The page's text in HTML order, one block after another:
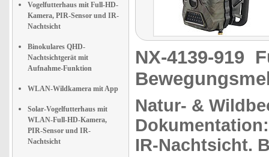
Vogelfutterhaus mit Full-HD-
Kamera, PIR-Sensor und IR-
Nachtsicht
Binokulares QHD-
Nachtsichtgerät mit
Aufnahme-Funktion
WLAN-Wildkamera mit App
Solar-Vogelfutterhaus mit
WLAN-Full-HD-Kamera,
PIR-Sensor und IR-
Nachtsicht
NX-4139-919
Natur- &
IR-Nachtsicht.